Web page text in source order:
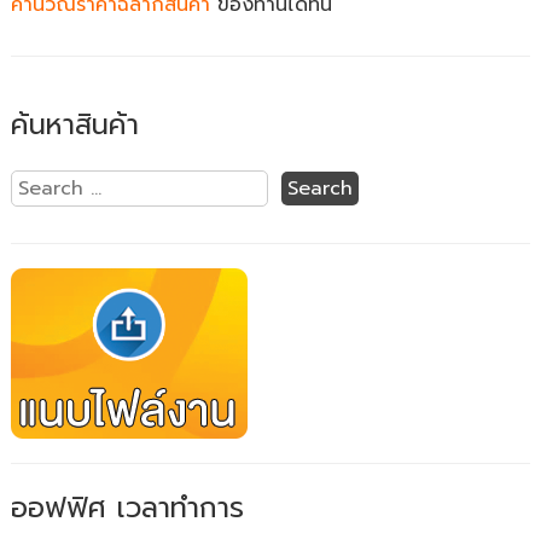
ค้นหาสินค้า
ออฟฟิศ เวลาทำการ